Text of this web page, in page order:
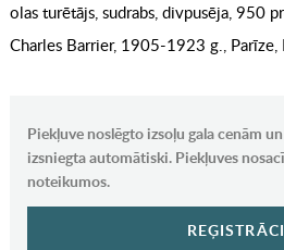
olas turētājs, sudrabs, divpusēja, 950
Charles Barrier, 1905-1923 g., Parīze,
Piekļuve noslēgto izsoļu gala cenām
izsniegta automātiski. Piekļuves
noteikumos.